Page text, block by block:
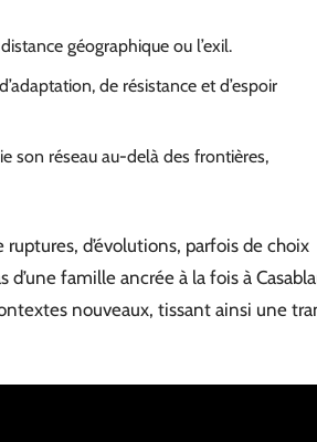
géographique ou l’exil.
de résistance et d’espoir
son réseau au-delà des frontières,
d’évolutions, parfois de choix
famille ancrée à la fois à
nouveaux, tissant ainsi une